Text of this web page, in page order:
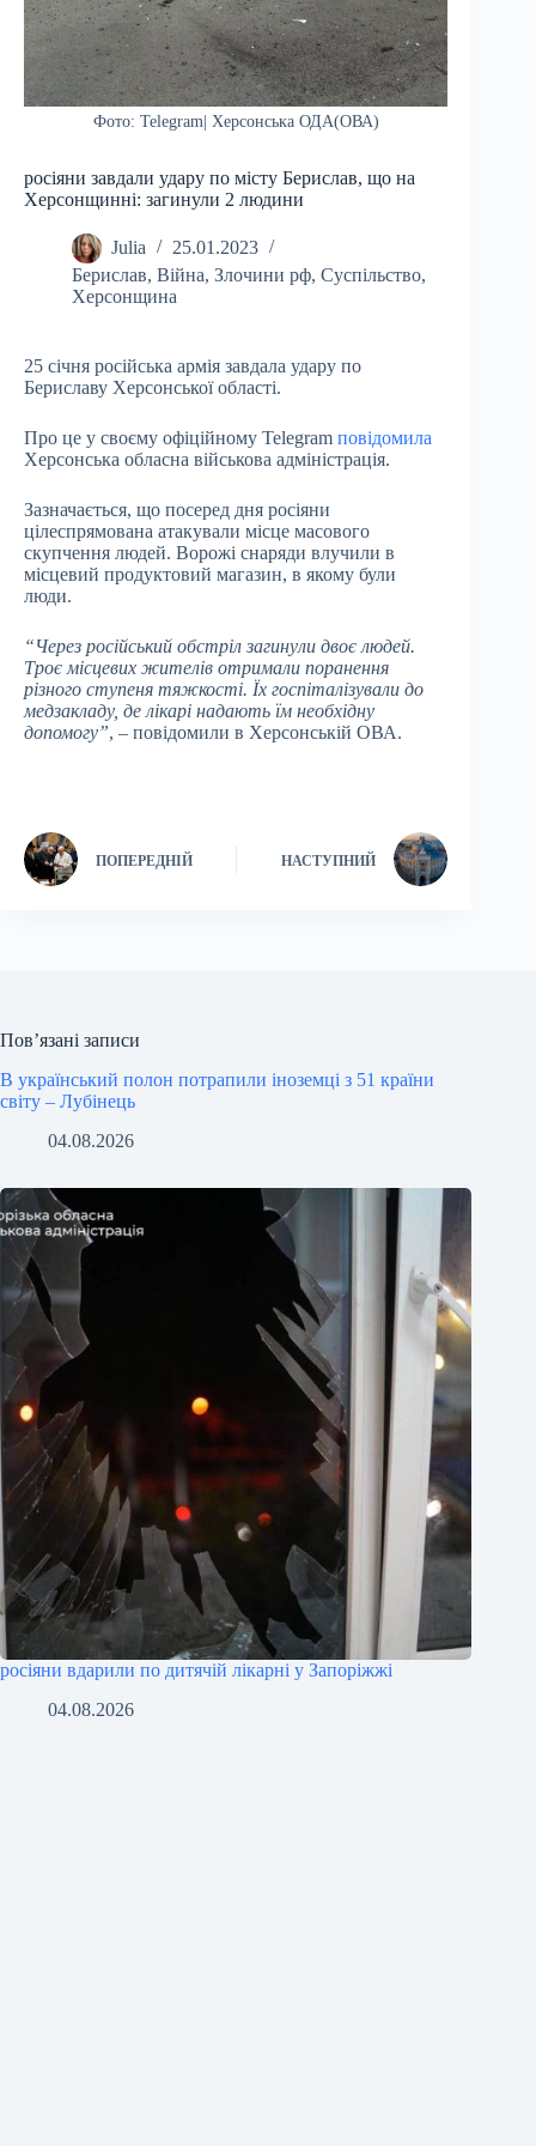
Фото: Telegram| Херсонська ОДА(ОВА)
росіяни завдали удару по місту Берислав, що на
Херсонщинні: загинули 2 людини
Julia
25.01.2023
Берислав, Війна, Злочини рф, Суспільство,
Херсонщина
25 січня російська армія завдала удару по
Бериславу Херсонської області.
Про це у своєму офіційному Telegram повідомила
Херсонська обласна військова адміністрація.
Зазначається, що посеред дня росіяни
цілеспрямована атакували місце масового
скупчення людей. Ворожі снаряди влучили в
місцевий продуктовий магазин, в якому були
люди.
“Через російський обстріл загинули двоє людей.
Троє місцевих жителів отримали поранення
різного ступеня тяжкості. Їх госпіталізували до
медзакладу, де лікарі надають їм необхідну
допомогу”, – повідомили в Херсонській ОВА.
ПОПЕРЕДНІЙ НАСТУПНИЙ
Пов’язані записи
В український полон потрапили іноземці з 51 країни
світу – Лубінець
04.08.2026
росіяни вдарили по дитячій лікарні у Запоріжжі
04.08.2026